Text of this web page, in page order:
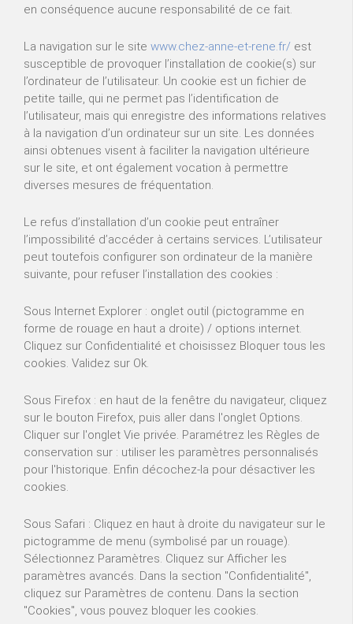
en conséquence aucune responsabilité de ce fait.
La navigation sur le site www.chez-anne-et-rene.fr/ est
susceptible de provoquer l’installation de cookie(s) sur
l’ordinateur de l’utilisateur. Un cookie est un fichier de
petite taille, qui ne permet pas l’identification de
l’utilisateur, mais qui enregistre des informations relatives
à la navigation d’un ordinateur sur un site. Les données
ainsi obtenues visent à faciliter la navigation ultérieure
sur le site, et ont également vocation à permettre
diverses mesures de fréquentation.
Le refus d’installation d’un cookie peut entraîner
l’impossibilité d’accéder à certains services. L’utilisateur
peut toutefois configurer son ordinateur de la manière
suivante, pour refuser l’installation des cookies :
Sous Internet Explorer : onglet outil (pictogramme en
forme de rouage en haut a droite) / options internet.
Cliquez sur Confidentialité et choisissez Bloquer tous les
cookies. Validez sur Ok.
Sous Firefox : en haut de la fenêtre du navigateur, cliquez
sur le bouton Firefox, puis aller dans l'onglet Options.
Cliquer sur l'onglet Vie privée. Paramétrez les Règles de
conservation sur : utiliser les paramètres personnalisés
pour l'historique. Enfin décochez-la pour désactiver les
cookies.
Sous Safari : Cliquez en haut à droite du navigateur sur le
pictogramme de menu (symbolisé par un rouage).
Sélectionnez Paramètres. Cliquez sur Afficher les
paramètres avancés. Dans la section "Confidentialité",
cliquez sur Paramètres de contenu. Dans la section
"Cookies", vous pouvez bloquer les cookies.